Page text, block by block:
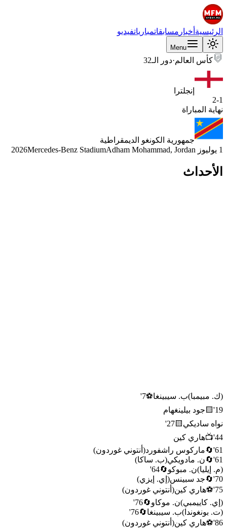
الرئيسية أخبار مسابقاتمبارياتفيديو
Menu
كأس العالم·دور الـ32
إنجلترا
2-1
نهاية المباراة
جمهورية الكونغو الديمقراطية
1 يوليوز 2026
Mercedes-Benz StadiumAdham Mohammad, Jordan
الأحداث
(ك. مبيمبا)ب. سيبينغا⚽
7
'
19
'
🟨 جود بيلينغهام
نواه ساديكي 🟨
27
'
44
'
📺هاري كين
61
'
🔄ماركوس راشفورد( أنتوني غوردون)
61
'
🔄ن. مادويكي(ب. ساكا)
(م. إيليا)ن. مبوكو🔄
64
'
70
'
🔄جد سبينس( إي. إيزي)
75
'
⚽هاري كين( أنتوني غوردون)
( إي. كاييمبي)ن. موكاو🔄
76
'
(ت. بونغوندا )ب. سيبينغا🔄
76
'
86
'
⚽هاري كين( أنتوني غوردون)